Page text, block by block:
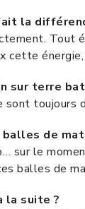
la
Tout
cette
sur terre
sont
balles de
sur le
balles de
la suite ?